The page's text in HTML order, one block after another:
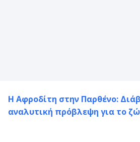
Η Αφροδίτη στην Παρθένο:
αναλυτική πρόβλεψη για το